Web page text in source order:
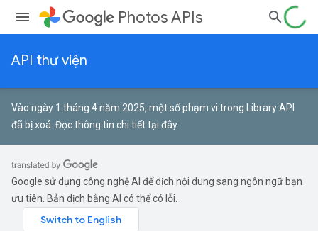
Photos APIs
API thư viện
Vào ngày 1 tháng 4 năm 2025, một số phạm vi trong Library API
đã bị xoá. Đọc thông tin chi tiết tại đây.
Google sử dụng công nghệ AI để dịch nội dung sang ngôn ngữ bạn
ưu tiên. Bản dịch bằng AI có thể có lỗi.